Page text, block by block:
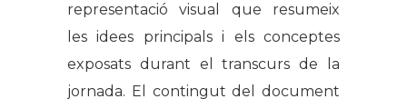
representació visual que resumeix
les idees principals i els conceptes
exposats durant el transcurs de la
jornada. El contingut del document